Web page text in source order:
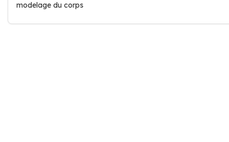
modelage du corps